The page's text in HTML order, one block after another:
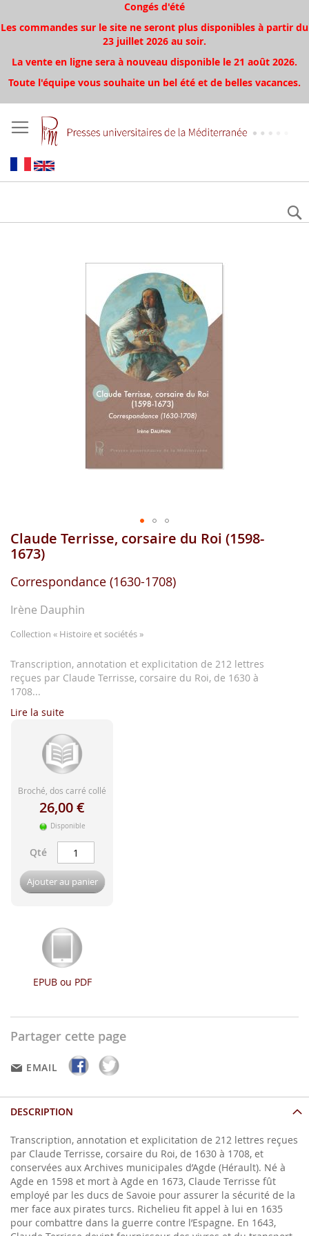
Congés d'été
Les commandes sur le site ne seront plus disponibles à partir du
23 juillet 2026 au soir.
La vente en ligne sera à nouveau disponible le 21 août 2026.
Toute l'équipe vous souhaite un bel été et de belles vacances.
Aller
au
de
gallerie
Claude Terrisse, corsaire du Roi (1598-
1673)
Correspondance (1630-1708)
Irène Dauphin
Collection « Histoire et sociétés »
Transcription, annotation et explicitation de 212 lettres
reçues par Claude Terrisse, corsaire du Roi, de 1630 à
1708...
Lire la suite
Broché, dos carré collé
26,00 €
Disponible
Qté
Ajouter au panier
EPUB ou PDF
Partager cette page
EMAIL
DESCRIPTION
Transcription, annotation et explicitation de 212 lettres reçues
par Claude Terrisse, corsaire du Roi, de 1630 à 1708, et
conservées aux Archives municipales d’Agde (Hérault). Né à
Agde en 1598 et mort à Agde en 1673, Claude Terrisse fût
employé par les ducs de Savoie pour assurer la sécurité de la
mer face aux pirates turcs. Richelieu fit appel à lui en 1635
pour combattre dans la guerre contre l’Espagne. En 1643,